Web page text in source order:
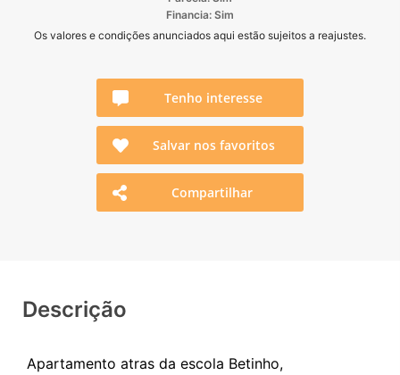
Financia: Sim
Os valores e condições anunciados aqui estão sujeitos a reajustes.
Tenho interesse
Salvar nos favoritos
Compartilhar
Descrição
Apartamento atras da escola Betinho,